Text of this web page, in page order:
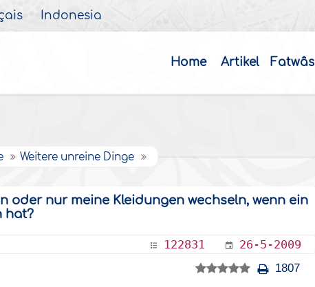
Indonesia
Home Artikel Fatwâs
Weitere unreine Dinge
oder nur meine Kleidungen wechseln, wenn ein
hat?
122831 26-5-2009
1807